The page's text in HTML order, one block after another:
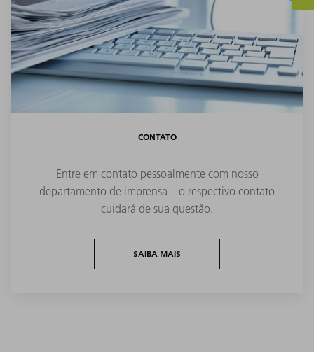
CONTATO
Entre em contato pessoalmente com nosso
departamento de imprensa – o respectivo contato
cuidará de sua questão.
SAIBA MAIS